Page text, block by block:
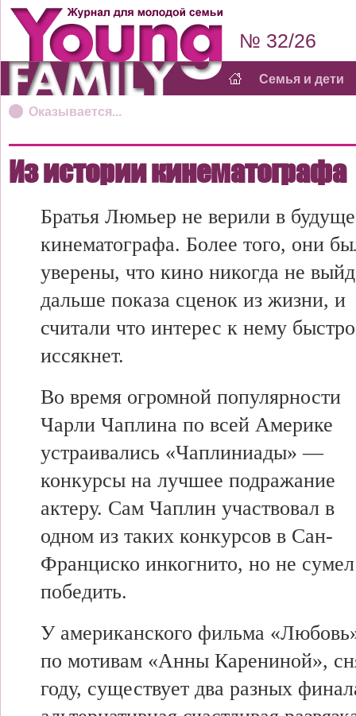
Оказывается...
Из истории кинематографа
Братья Люмьер не верили в
кинематографа. Более того, они
уверены, что кино никогда не
дальше показа сценок из жизни, и
считали что интерес к нему быстро
иссякнет.
Во время огромной популярности
Чарли Чаплина по всей Америке
устраивались «Чаплиниады» —
конкурсы на лучшее подражание
актеру. Сам Чаплин участвовал в
одном из таких конкурсов в Сан-
Франциско инкогнито, но не сумел
победить.
У американского фильма
по мотивам «Анны Карениной»,
году, существует два разных
№ 32/26
Семья и дети